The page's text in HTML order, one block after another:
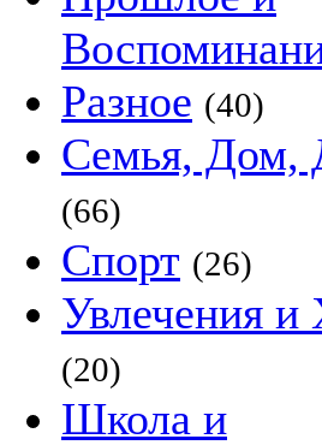
Разное (40)
Семья, Дом,
(66)
Спорт (26)
Увлечения и
(20)
Школа и